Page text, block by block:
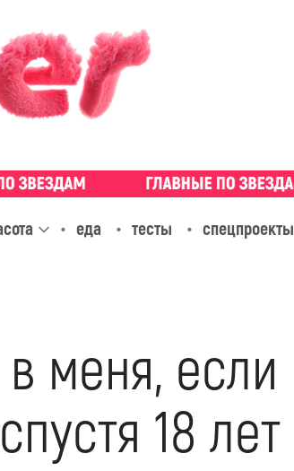
еда тесты спецпроекты
меня, если
18 лет